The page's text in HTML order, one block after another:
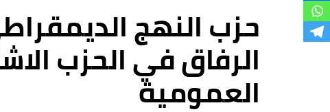
حزب النهج
الرفاق في الحزب
العمومية